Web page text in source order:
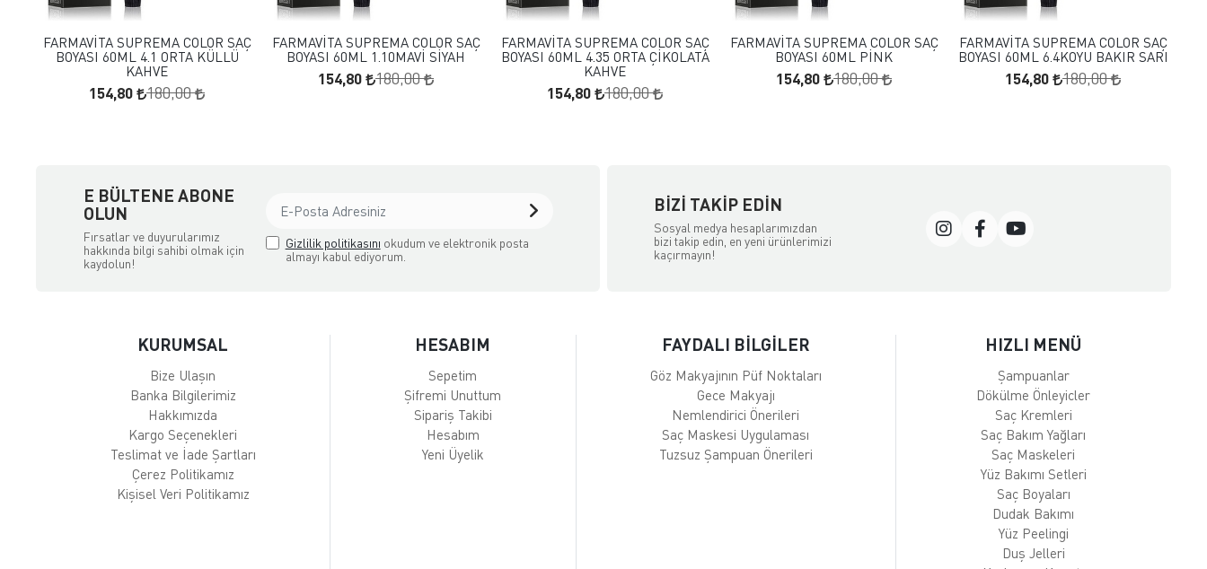
FARMAVİTA SUPREMA COLOR SAÇ
BOYASI 60ML 4.1 ORTA KÜLLÜ
KAHVE
154,80 180,00
FARMAVİTA SUPREMA COLOR SAÇ
BOYASI 60ML 1.10MAVİ SİYAH
154,80 180,00
FARMAVİTA SUPREMA COLOR SAÇ
BOYASI 60ML 4.35 ORTA ÇİKOLATA
KAHVE
154,80 180,00
FARMAVİTA SUPREMA COLOR SAÇ
BOYASI 60ML PİNK
154,80 180,00
FARMAVİTA SUPREMA COLOR SAÇ
BOYASI 60ML 6.4KOYU BAKIR SARI
154,80 180,00
E BÜLTENE ABONE
OLUN
Fırsatlar ve duyurularımız
hakkında bilgi sahibi olmak için
kaydolun!
Gizlilik politikasını okudum ve elektronik posta
almayı kabul ediyorum.
BIZI TAKIP EDIN
Sosyal medya hesaplarımızdan
bizi takip edin, en yeni ürünlerimizi
kaçırmayın!
KURUMSAL
Bize Ulaşın
Banka Bilgilerimiz
Hakkımızda
Kargo Seçenekleri
Teslimat ve İade Şartları
Çerez Politikamız
Kişisel Veri Politikamız
HESABIM
Sepetim
Şifremi Unuttum
Sipariş Takibi
Hesabım
Yeni Üyelik
FAYDALI BİLGİLER
Göz Makyajının Püf Noktaları
Gece Makyajı
Nemlendirici Önerileri
Saç Maskesi Uygulaması
Tuzsuz Şampuan Önerileri
HIZLI MENÜ
Şampuanlar
Dökülme Önleyicler
Saç Kremleri
Saç Bakım Yağları
Saç Maskeleri
Yüz Bakımı Setleri
Saç Boyaları
Dudak Bakımı
Yüz Peelingi
Duş Jelleri